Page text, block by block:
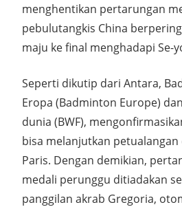
menghentikan pertarungan
pebulutangkis China
maju ke final menghadapi Se-
Seperti dikutip dari Antara,
Eropa (Badminton Europe)
dunia (BWF),
bisa melanjutkan
Paris. Dengan demikian,
medali perunggu ditiadakan
panggilan akrab Gregoria,